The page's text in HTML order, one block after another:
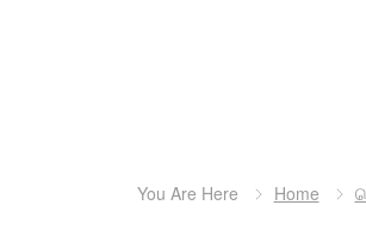
You Are Here Home